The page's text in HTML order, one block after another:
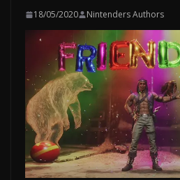
18/05/2020 Nintenders Authors